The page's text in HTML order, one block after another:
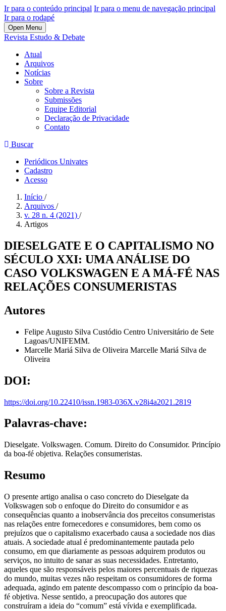
Ir para o conteúdo principal Ir para o menu de navegação principal
Ir para o rodapé
Open Menu
Revista Estudo & Debate
Atual
Arquivos
Notícias
Sobre
Sobre a Revista
Submissões
Equipe Editorial
Declaração de Privacidade
Contato
Buscar
Periódicos Univates
Cadastro
Acesso
Início /
Arquivos /
v. 28 n. 4 (2021) /
Artigos
DIESELGATE E O CAPITALISMO NO
SÉCULO XXI: UMA ANÁLISE DO
CASO VOLKSWAGEN E A MÁ-FÉ NAS
RELAÇÕES CONSUMERISTAS
Autores
Felipe Augusto Silva Custódio Centro Universitário de Sete
Lagoas/UNIFEMM.
Marcelle Mariá Silva de Oliveira Marcelle Mariá Silva de
Oliveira
DOI:
https://doi.org/10.22410/issn.1983-036X.v28i4a2021.2819
Palavras-chave:
Dieselgate. Volkswagen. Comum. Direito do Consumidor. Princípio
da boa-fé objetiva. Relações consumeristas.
Resumo
O presente artigo analisa o caso concreto do Dieselgate da
Volkswagen sob o enfoque do Direito do consumidor e as
consequências quanto a inobservância dos preceitos consumeristas
nas relações entre fornecedores e consumidores, bem como os
prejuízos que o capitalismo exacerbado causa a sociedade nos dias
atuais. A sociedade atual é predominantemente pautada pelo
consumo, em que diariamente as pessoas adquirem produtos ou
serviços, no intuito de sanar as suas necessidades. Entretanto,
aqueles que são responsáveis pelos maiores percentuais de riquezas
do mundo, muitas vezes não respeitam os consumidores de forma
adequada, agindo em patente descompasso com o princípio da boa-
fé objetiva. Nesse sentido, a preocupação dos autores que
construíram a ideia do “comum” está vívida e exemplificada.